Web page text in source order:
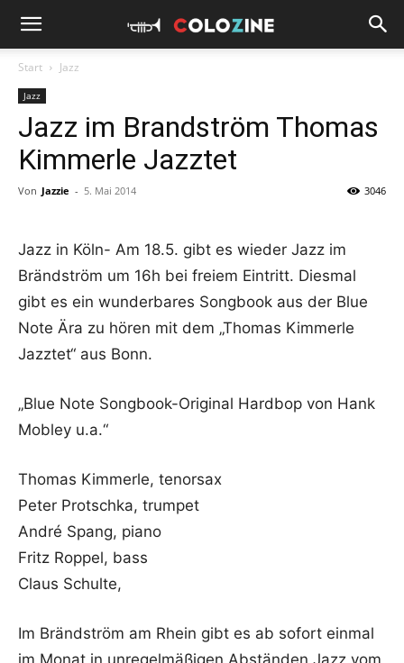
Start Jazz
Jazz
Jazz im Brandström Thomas
Kimmerle Jazztet
Von Jazzie - 5. Mai 2014 3046
Jazz in Köln- Am 18.5. gibt es wieder Jazz im
Brändström um 16h bei freiem Eintritt. Diesmal
gibt es ein wunderbares Songbook aus der Blue
Note Ära zu hören mit dem „Thomas Kimmerle
Jazztet“ aus Bonn.
„Blue Note Songbook-Original Hardbop von Hank
Mobley u.a.“
Thomas Kimmerle, tenorsax
Peter Protschka, trumpet
André Spang, piano
Fritz Roppel, bass
Claus Schulte,
Im Brändström am Rhein gibt es ab sofort einmal
im Monat in unregelmäßigen Abständen Jazz vom